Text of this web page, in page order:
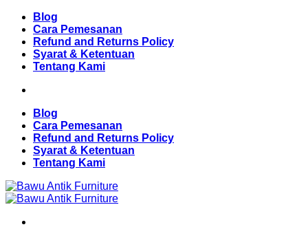
Skip
content
Blog
Cara Pemesanan
Refund and Returns Policy
Syarat & Ketentuan
Tentang Kami
Blog
Cara Pemesanan
Refund and Returns Policy
Syarat & Ketentuan
Tentang Kami